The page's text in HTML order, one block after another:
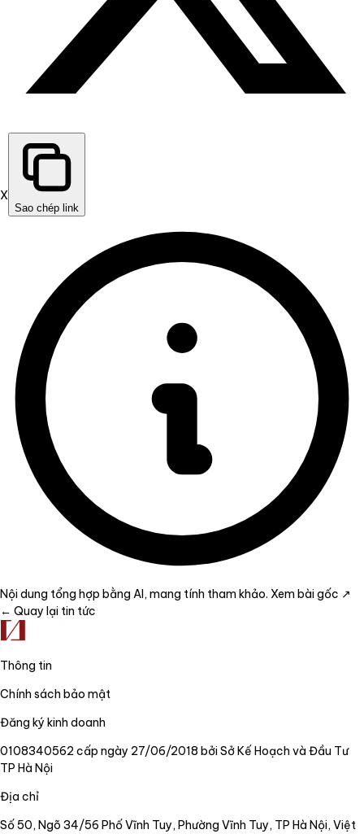
X
Sao chép link
Nội dung tổng hợp bằng AI, mang tính tham khảo. Xem bài gốc ↗
← Quay lại tin tức
Thông tin
Chính sách bảo mật
Đăng ký kinh doanh
0108340562 cấp ngày 27/06/2018 bởi Sở Kế Hoạch và Đầu Tư
TP Hà Nội
Địa chỉ
Số 50, Ngõ 34/56 Phố Vĩnh Tuy, Phường Vĩnh Tuy, TP Hà Nội, Việt